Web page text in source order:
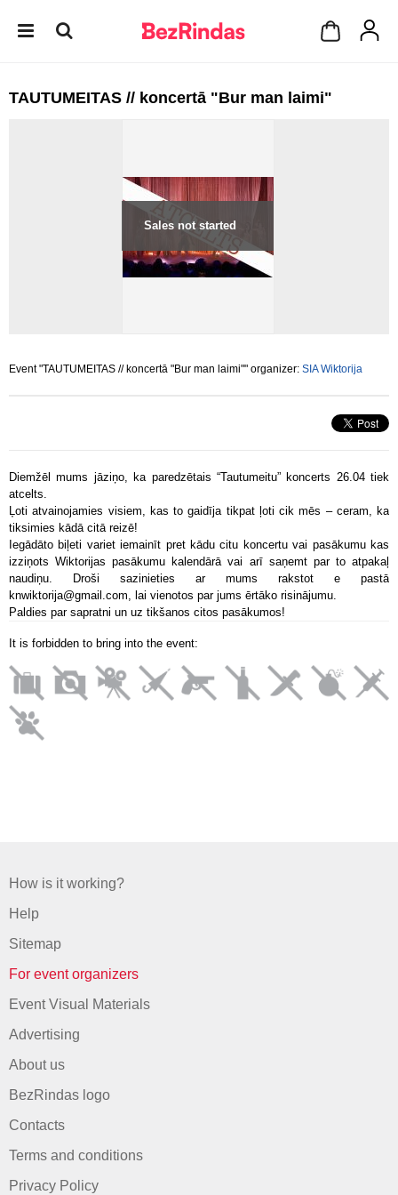
TAUTUMEITAS // koncertā "Bur man laimi"
Sales not started
Event "TAUTUMEITAS // koncertā "Bur man laimi"" organizer: SIA Wiktorija
Diemžēl mums jāziņo, ka paredzētais “Tautumeitu” koncerts 26.04 tiek
atcelts.
Ļoti atvainojamies visiem, kas to gaidīja tikpat ļoti cik mēs – ceram, ka
tiksimies kādā citā reizē!
Iegādāto biļeti variet iemainīt pret kādu citu koncertu vai pasākumu kas
izziņots Wiktorijas pasākumu kalendārā vai arī saņemt par to atpakaļ
naudiņu. Droši sazinieties ar mums rakstot e pastā
knwiktorija@gmail.com, lai vienotos par jums ērtāko risinājumu.
Paldies par sapratni un uz tikšanos citos pasākumos!
It is forbidden to bring into the event:
How is it working?
Help
Sitemap
For event organizers
Event Visual Materials
Advertising
About us
BezRindas logo
Contacts
Terms and conditions
Privacy Policy